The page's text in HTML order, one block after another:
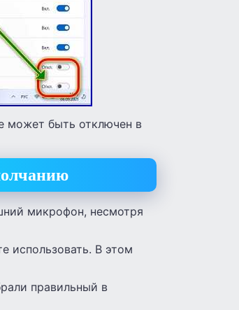
может быть отключен в
микрофон, несмотря
использовать. В этом
правильный в